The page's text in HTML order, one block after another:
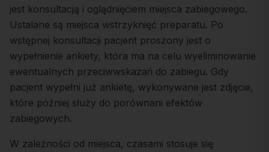
jest konsultacją i oglądnięciem miejsca zabiegowego.
Ustalane są miejsca wstrzyknięć preparatu. Po
wstępnej konsultacji pacjent proszony jest o
wypełnienie ankiety, która ma na celu wyeliminowanie
ewentualnych przeciwwskazań do zabiegu. Gdy
pacjent wypełni już ankietę, wykonywane jest zdjęcie,
które później służy do porównani efektów
zabiegowych.
W zależności od miejsca, czasami stosuje się